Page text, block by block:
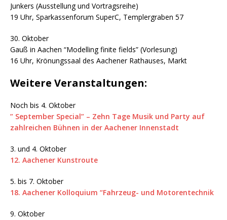
Junkers (Ausstellung und Vortragsreihe)
19 Uhr, Sparkassenforum SuperC, Templergraben 57
30. Oktober
Gauß in Aachen “Modelling finite fields” (Vorlesung)
16 Uhr, Krönungssaal des Aachener Rathauses, Markt
Weitere Veranstaltungen:
Noch bis 4. Oktober
” September Special” – Zehn Tage Musik und Party auf
zahlreichen Bühnen in der Aachener Innenstadt
3. und 4. Oktober
12. Aachener Kunstroute
5. bis 7. Oktober
18. Aachener Kolloquium “Fahrzeug- und Motorentechnik
9. Oktober